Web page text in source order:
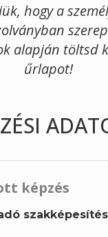
hogy a
alapján töltsd
űrlapot!
képzés